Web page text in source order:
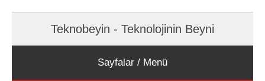
Teknobeyin - Teknolojinin Beyni
Sayfalar / Menü